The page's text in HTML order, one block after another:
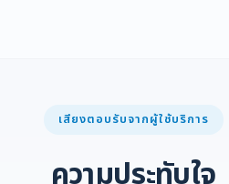
เสียงตอบรับจากผู้ใช้บริการ
ความประทับใจ